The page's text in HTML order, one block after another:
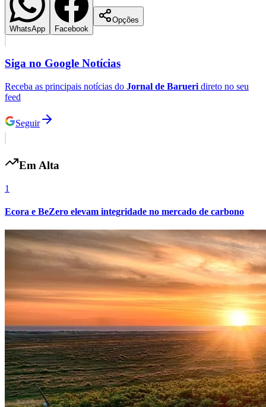
Botafogo
Grêmio
WhatsApp Facebook
Opções
Siga no Google Notícias
Receba as principais notícias do Jornal de Barueri direto no seu
feed
Seguir
Em Alta
1
Ecora e BeZero elevam integridade no mercado de carbono